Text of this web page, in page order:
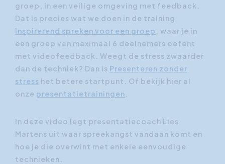
groep, in een veilige omgeving met feedback.
Dat is precies wat we doen in de training
Inspirerend spreken voor een groep
, waar je in
een groep van maximaal 6 deelnemers oefent
met videofeedback. Weegt de stress zwaarder
dan de techniek? Dan is Presenteren zonder
stress het betere startpunt. Of bekijk hier al
onze presentatietrainingen
In deze video legt presentatiecoach Lies
Martens uit waar spreekangst vandaan komt en
hoe je die overwint met enkele eenvoudige
technieken.